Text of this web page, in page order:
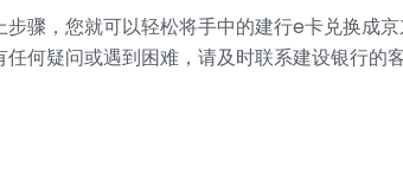
步骤，您就可以轻松将手中的建行e卡兑换成
任何疑问或遇到困难，请及时联系建设银行的